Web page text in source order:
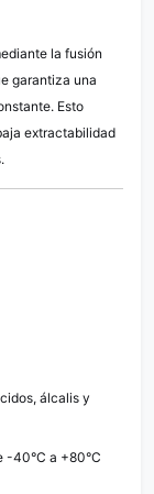
la fusión
garantiza una
Esto
extractabilidad
álcalis y
-40°C a +80°C